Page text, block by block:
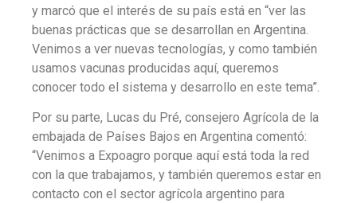
y marcó que el interés de su país está en “ver las
buenas prácticas que se desarrollan en Argentina.
Venimos a ver nuevas tecnologías, y como también
usamos vacunas producidas aquí, queremos
conocer todo el sistema y desarrollo en este tema”.
Por su parte, Lucas du Pré, consejero Agrícola de la
embajada de Países Bajos en Argentina comentó:
“Venimos a Expoagro porque aquí está toda la red
con la que trabajamos, y también queremos estar en
contacto con el sector agrícola argentino para